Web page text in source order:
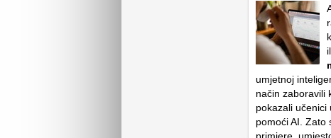
umjetnoj
način zaboravili
pokazali učenici
pomoći AI. Zato